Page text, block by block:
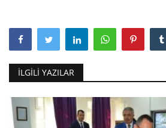
İLGILI YAZILAR